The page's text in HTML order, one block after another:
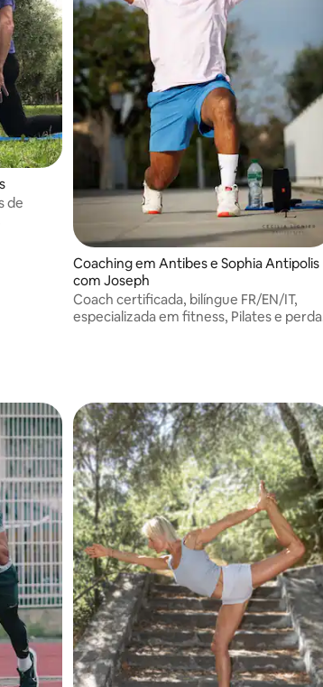
de
Coaching em Antibes e Sophia Antipolis
com Joseph
Coach certificada, bilíngue FR/EN/IT,
especializada em fitness, Pilates e perda